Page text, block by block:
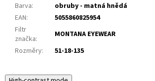
Barva:
obruby - matná hnědá
EAN:
5055860825954
Filtr
značka:
MONTANA EYEWEAR
Rozměry: 51-18-135